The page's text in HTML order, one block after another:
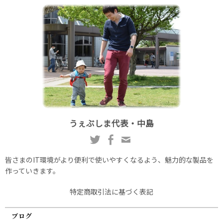
うぇぶしま代表・中島
皆さまのIT環境がより便利で使いやすくなるよう、魅力的な製品を
作っていきます。
特定商取引法に基づく表記
ブログ